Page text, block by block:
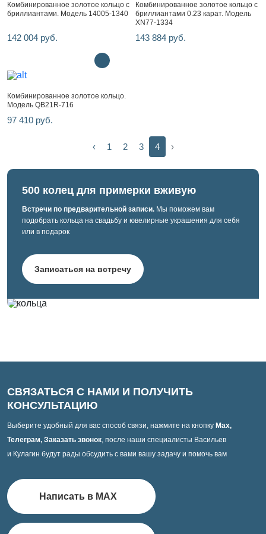
Комбинированное золотое кольцо с
бриллиантами. Модель 14005-1340
142 004 руб.
Комбинированное золотое кольцо с
бриллиантами 0.23 карат. Модель
XN77-1334
143 884 руб.
Комбинированное золотое кольцо.
Модель QB21R-716
97 410 руб.
‹ 1 2 3 4 ›
500 колец для примерки вживую
Встречи по предварительной записи. Мы поможем вам
подобрать кольца на свадьбу и ювелирные украшения для себя
или в подарок
Записаться на встречу
СВЯЗАТЬСЯ С НАМИ И ПОЛУЧИТЬ
КОНСУЛЬТАЦИЮ
Выберите удобный для вас способ связи, нажмите на кнопку Max,
Телеграм, Заказать звонок, после наши специалисты Васильев
и Кулагин будут рады обсудить с вами вашу задачу и помочь вам
Написать в MAX